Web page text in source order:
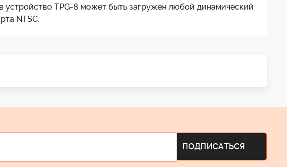
устройство TPG-8 может быть загружен любой динамический
NTSC.